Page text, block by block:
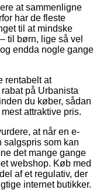
at sammenligne
har de fleste
til at mindske
til børn, lige så vel
endda nogle gange
rentabelt at
på Urbanista
du køber, sådan
attraktive pris.
at når en e-
salgspris som kan
det mange gange
webshop. Køb med
af et regulativ, der
internet butikker.